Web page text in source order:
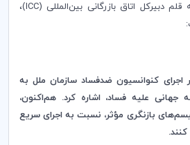
دبیرکل اتاق بازرگانی بین‌المللی (ICC)،
اجرای کنوانسیون ضدفساد سازمان ملل به
جهانی علیه فساد، اشاره کرد. هم‌اکنون،
بازنگری مؤثر، نسبت به اجرای سریع